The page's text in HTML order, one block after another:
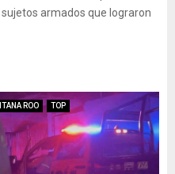
armados que lograron
ROO TOP